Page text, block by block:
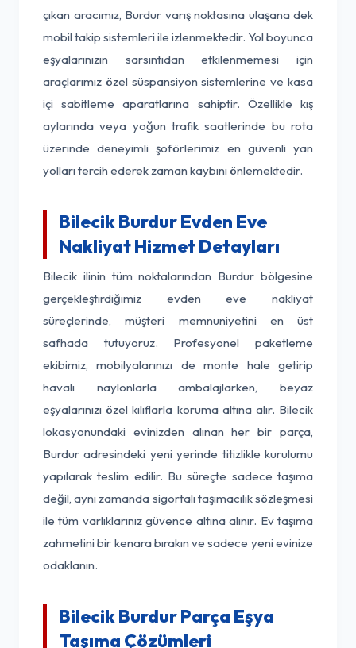
çıkan aracımız, Burdur varış noktasına ulaşana dek
mobil takip sistemleri ile izlenmektedir. Yol boyunca
eşyalarınızın sarsıntıdan etkilenmemesi için
araçlarımız özel süspansiyon sistemlerine ve kasa
içi sabitleme aparatlarına sahiptir. Özellikle kış
aylarında veya yoğun trafik saatlerinde bu rota
üzerinde deneyimli şoförlerimiz en güvenli yan
yolları tercih ederek zaman kaybını önlemektedir.
Bilecik Burdur Evden Eve
Nakliyat Hizmet Detayları
Bilecik ilinin tüm noktalarından Burdur bölgesine
gerçekleştirdiğimiz evden eve nakliyat
süreçlerinde, müşteri memnuniyetini en üst
safhada tutuyoruz. Profesyonel paketleme
ekibimiz, mobilyalarınızı de monte hale getirip
havalı naylonlarla ambalajlarken, beyaz
eşyalarınızı özel kılıflarla koruma altına alır. Bilecik
lokasyonundaki evinizden alınan her bir parça,
Burdur adresindeki yeni yerinde titizlikle kurulumu
yapılarak teslim edilir. Bu süreçte sadece taşıma
değil, aynı zamanda sigortalı taşımacılık sözleşmesi
ile tüm varlıklarınız güvence altına alınır. Ev taşıma
zahmetini bir kenara bırakın ve sadece yeni evinize
odaklanın.
Bilecik Burdur Parça Eşya
Taşıma Çözümleri